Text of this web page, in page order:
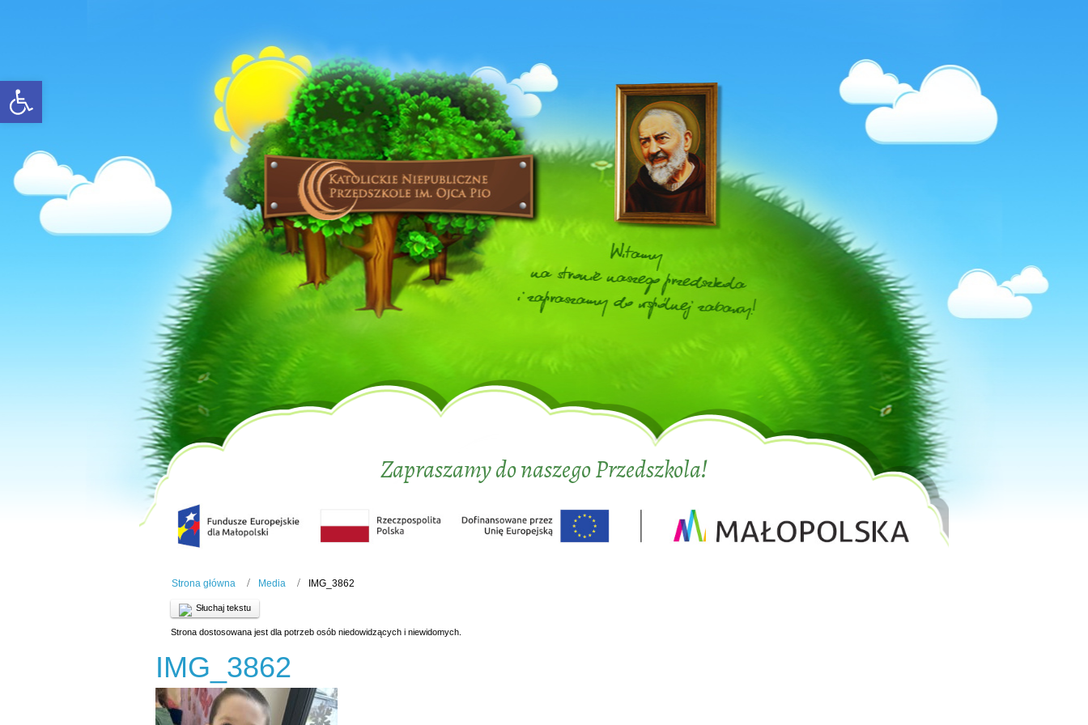
Open toolbar
Zapraszamy do naszego Przedszkola!
Strona główna Media IMG_3862
Słuchaj tekstu
Strona dostosowana jest dla potrzeb osób niedowidzących i niewidomych.
IMG_3862